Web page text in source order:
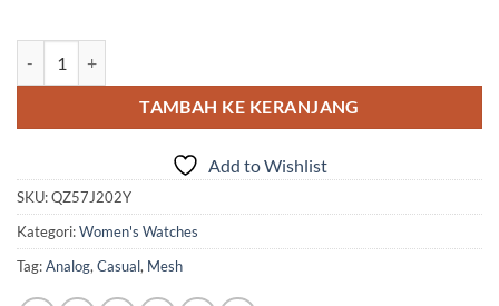
TAMBAH KE KERANJANG
Add to Wishlist
SKU:QZ57J202Y
Kategori:Women's Watches
Tag:Analog,Casual, Mesh